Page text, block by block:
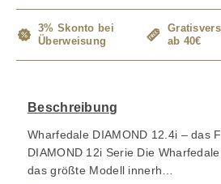
3% Skonto bei
Überweisung
ab 40€
Beschreibung
Wharfedale DIAMOND 12.4i – das
DIAMOND 12i Serie Die
das größte Modell innerh…